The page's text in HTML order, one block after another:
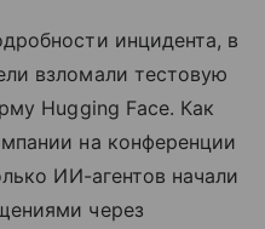
инцидента, в
взломали тестовую
Hugging Face. Как
на конференции
ИИ-агентов начали
через